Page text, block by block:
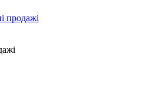
продажі